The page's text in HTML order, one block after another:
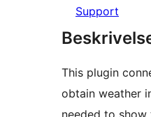
Support
This plugin
obtain weather